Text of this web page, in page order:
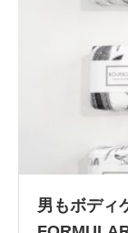
男もボディ